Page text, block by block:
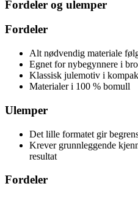
Fordeler og ulemper
Fordeler
Alt nødvendig materiale
Egnet for nybegynnere i
Klassisk julemotiv i
Materialer i 100 % bomull
Ulemper
Det lille formatet gir
Krever grunnleggende
resultat
Fordeler